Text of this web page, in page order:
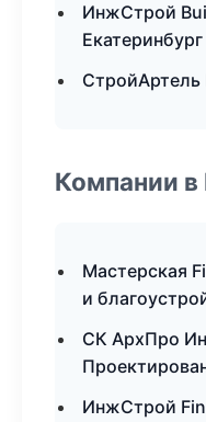
ИнжСтрой
Екатеринбург
Компании
Мастерская
и
СК АрхПро
ИнжСтрой